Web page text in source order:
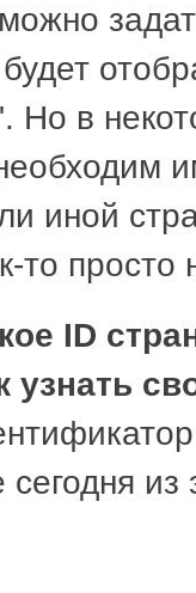
Но в
иной
то просто
ID
узнать